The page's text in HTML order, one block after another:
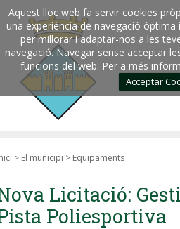
Aquest lloc web fa servir cookies
una experiència de navegació
per millorar i adaptar-nos a les
navegació. Navegar sense acceptar
funcions del web. Per a més
Acceptar
> El municipi > Equipaments
Licitació:
Poliesportiva